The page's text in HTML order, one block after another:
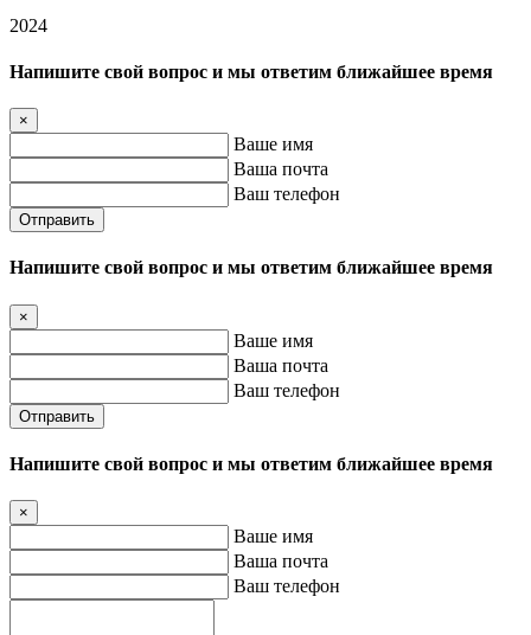
2024
Напишите свой вопрос и мы ответим ближайшее время
×
Ваше имя
Ваша почта
Ваш телефон
Отправить
Напишите свой вопрос и мы ответим ближайшее время
×
Ваше имя
Ваша почта
Ваш телефон
Отправить
Напишите свой вопрос и мы ответим ближайшее время
×
Ваше имя
Ваша почта
Ваш телефон